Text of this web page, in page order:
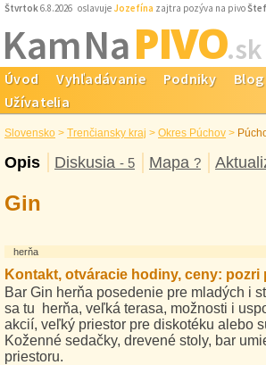
Štvrtok6.8.2026 oslavuje Jozefína zajtra pozýva na pivo
Kam NaPIVO.sk
Úvod Vyhľadávanie Podniky Blog
Užívatelia
Slovensko > Trenčiansky kraj > Okres Púchov >
Opis Diskusia - 5 Mapa ?
Gin
herňa
Kontakt, otváracie hodiny, ceny: pozri
Bar Gin herňa posedenie pre mladých i
sa tu herňa, veľká terasa, možnosti i
akcií, veľký priestor pre diskotéku alebo
Koženné sedačky, drevené stoly, bar
priestoru.